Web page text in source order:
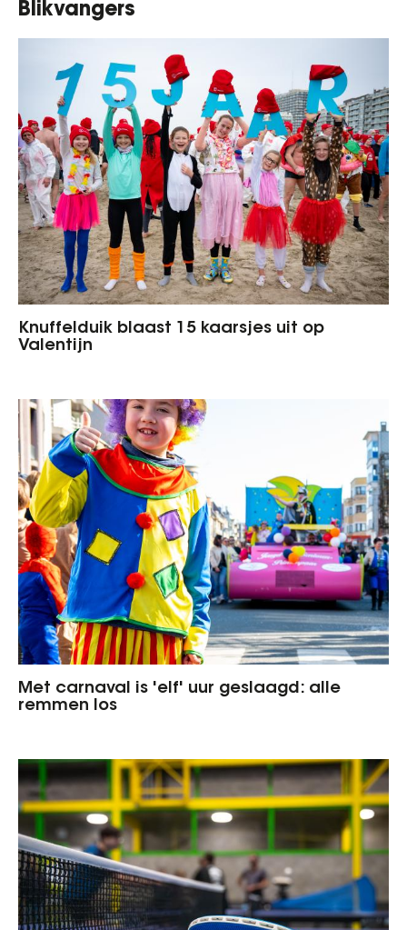
Blikvangers
Knuffelduik blaast 15 kaarsjes uit op
Valentijn
Met carnaval is 'elf' uur geslaagd: alle
remmen los